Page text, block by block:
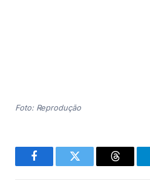
Foto: Reprodução
FacebookTwitter Threads